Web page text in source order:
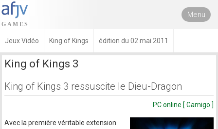
Menu
Jeux Vidéo King of Kings édition du 02 mai 2011
King of Kings 3
King of Kings 3 ressuscite le Dieu-Dragon
PC online [ Gamigo ]
Avec la première véritable extension